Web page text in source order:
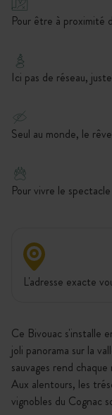
Pour être à proximité
Ici pas de réseau,
Seul au monde, le
Pour vivre le
L'adresse exacte
Ce Bivouac s'installe
joli panorama sur la
sauvages rend
Aux alentours, les
vignobles du Cognac